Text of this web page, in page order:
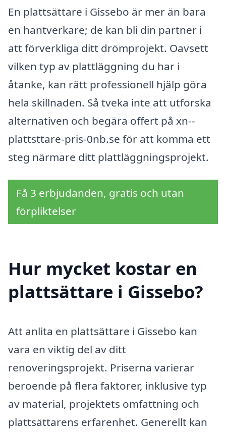
En plattsättare i Gissebo är mer än bara
en hantverkare; de kan bli din partner i
att förverkliga ditt drömprojekt. Oavsett
vilken typ av plattläggning du har i
åtanke, kan rätt professionell hjälp göra
hela skillnaden. Så tveka inte att utforska
alternativen och begära offert på xn--
plattsttare-pris-0nb.se för att komma ett
steg närmare ditt plattläggningsprojekt.
Få 3 erbjudanden, gratis och utan
förpliktelser
Hur mycket kostar en
plattsättare i Gissebo?
Att anlita en plattsättare i Gissebo kan
vara en viktig del av ditt
renoveringsprojekt. Priserna varierar
beroende på flera faktorer, inklusive typ
av material, projektets omfattning och
plattsättarens erfarenhet. Generellt kan